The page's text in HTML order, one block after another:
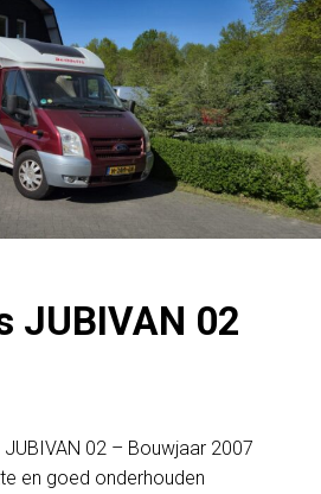
JUBIVAN 02
02 – Bouwjaar 2007
en goed onderhouden